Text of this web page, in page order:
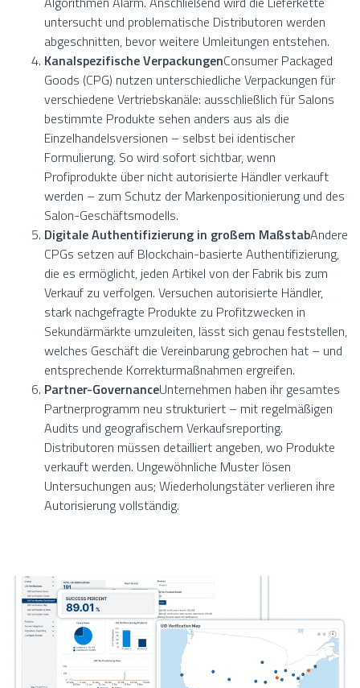
untersucht und problematische Distributoren werden
abgeschnitten, bevor weitere Umleitungen entstehen.
Kanalspezifische VerpackungenConsumer Packaged
Goods (CPG) nutzen unterschiedliche Verpackungen für
verschiedene Vertriebskanäle: ausschließlich für Salons
bestimmte Produkte sehen anders aus als die
Einzelhandelsversionen – selbst bei identischer
Formulierung. So wird sofort sichtbar, wenn
Profiprodukte über nicht autorisierte Händler verkauft
werden – zum Schutz der Markenpositionierung und des
Salon-Geschäftsmodells.
Digitale Authentifizierung in großem MaßstabAndere
CPGs setzen auf Blockchain-basierte Authentifizierung,
die es ermöglicht, jeden Artikel von der Fabrik bis zum
Verkauf zu verfolgen. Versuchen autorisierte Händler,
stark nachgefragte Produkte zu Profitzwecken in
Sekundärmärkte umzuleiten, lässt sich genau feststellen,
welches Geschäft die Vereinbarung gebrochen hat – und
entsprechende Korrekturmaßnahmen ergreifen.
Partner-GovernanceUnternehmen haben ihr gesamtes
Partnerprogramm neu strukturiert – mit regelmäßigen
Audits und geografischem Verkaufsreporting.
Distributoren müssen detailliert angeben, wo Produkte
verkauft werden. Ungewöhnliche Muster lösen
Untersuchungen aus; Wiederholungstäter verlieren ihre
Autorisierung vollständig.